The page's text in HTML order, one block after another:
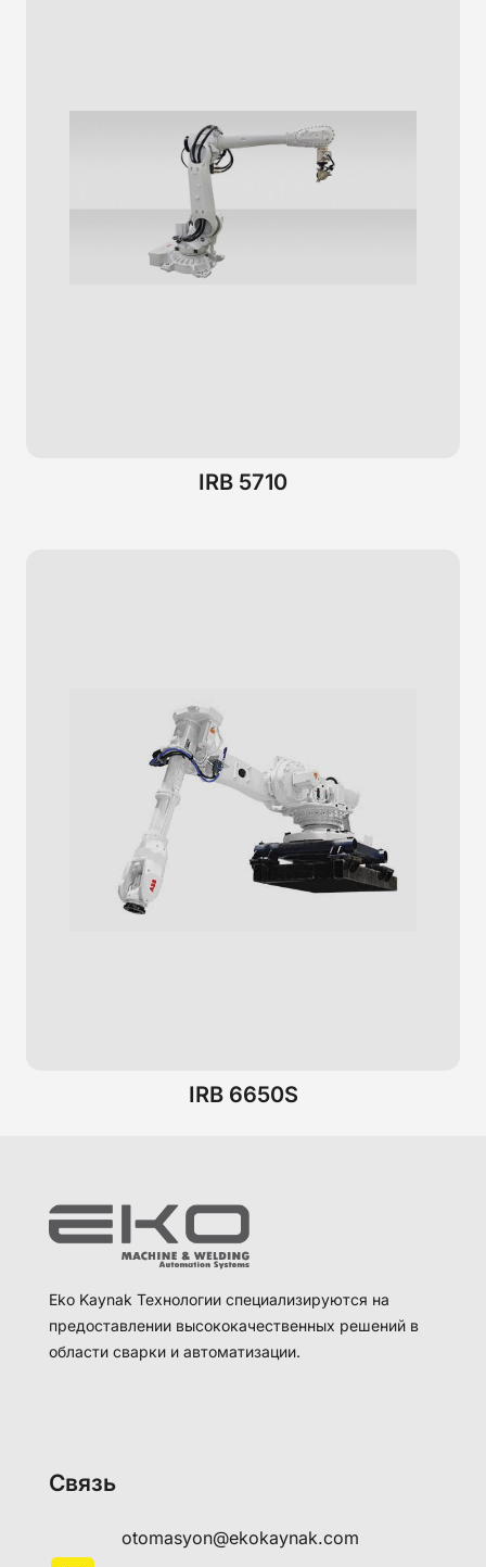
IRB 5710
IRB 6650S
Eko Kaynak Технологии специализируются на
предоставлении высококачественных решений в
области сварки и автоматизации.
Связь
otomasyon@ekokaynak.com